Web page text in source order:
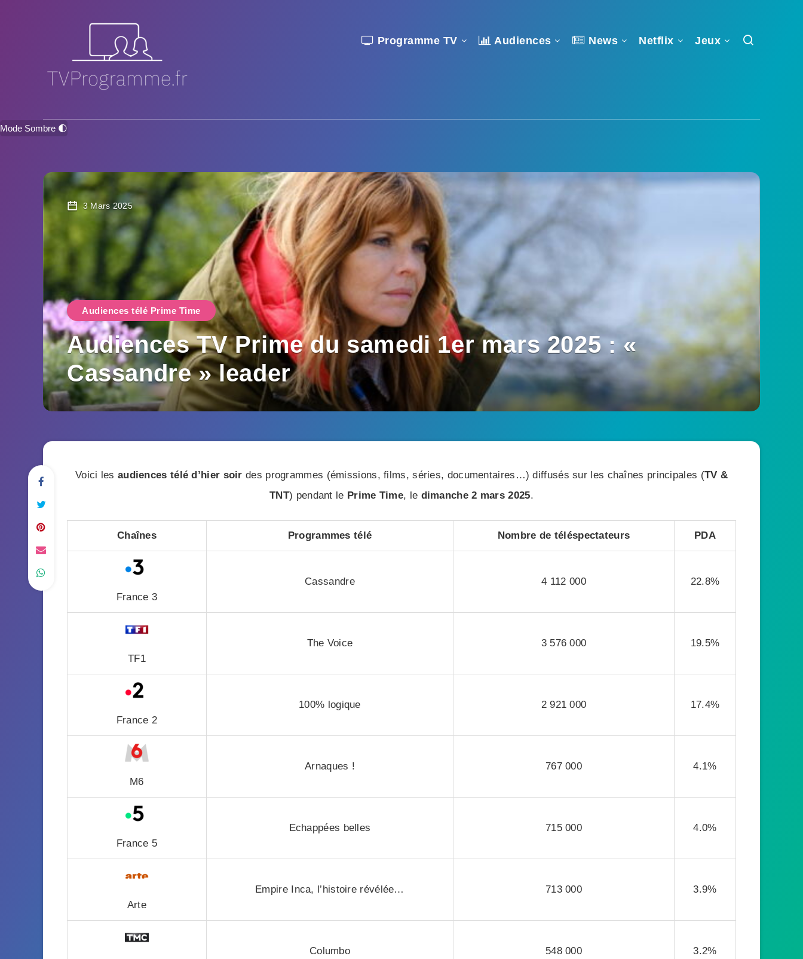
Programme TV Audiences News Netflix Jeux
Mode Sombre 🌓
3 Mars 2025
Audiences télé Prime Time
Audiences TV Prime du samedi 1er mars 2025 : «
Cassandre » leader
Voici les audiences télé d’hier soir des programmes (émissions, films, séries, documentaires…) diffusés sur les chaînes principales (TV &
TNT) pendant le Prime Time, le dimanche 2 mars 2025.
Chaînes Programmes télé Nombre de téléspectateurs PDA
France 3
Cassandre 4 112 000 22.8%
TF1
The Voice 3 576 000 19.5%
France 2
100% logique 2 921 000 17.4%
M6
Arnaques ! 767 000 4.1%
France 5
Echappées belles 715 000 4.0%
Arte
Empire Inca, l’histoire révélée… 713 000 3.9%
Columbo 548 000 3.2%